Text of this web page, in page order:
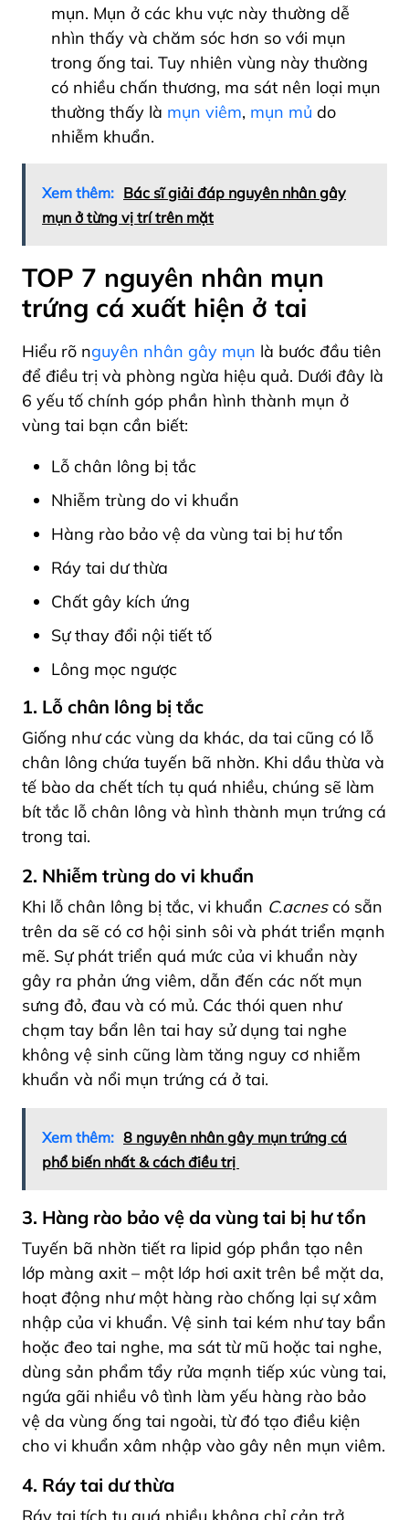
mụn. Mụn ở các khu vực này thường dễ
nhìn thấy và chăm sóc hơn so với mụn
trong ống tai. Tuy nhiên vùng này thường
có nhiều chấn thương, ma sát nên loại mụn
thường thấy là mụn viêm, mụn mủ do
nhiễm khuẩn.
Xem thêm: Bác sĩ giải đáp nguyên nhân gây
mụn ở từng vị trí trên mặt
TOP 7 nguyên nhân mụn
trứng cá xuất hiện ở tai
Hiểu rõ nguyên nhân gây mụn là bước đầu tiên
để điều trị và phòng ngừa hiệu quả. Dưới đây là
6 yếu tố chính góp phần hình thành mụn ở
vùng tai bạn cần biết:
Lỗ chân lông bị tắc
Nhiễm trùng do vi khuẩn
Hàng rào bảo vệ da vùng tai bị hư tổn
Ráy tai dư thừa
Chất gây kích ứng
Sự thay đổi nội tiết tố
Lông mọc ngược
1. Lỗ chân lông bị tắc
Giống như các vùng da khác, da tai cũng có lỗ
chân lông chứa tuyến bã nhờn. Khi dầu thừa và
tế bào da chết tích tụ quá nhiều, chúng sẽ làm
bít tắc lỗ chân lông và hình thành mụn trứng cá
trong tai.
2. Nhiễm trùng do vi khuẩn
Khi lỗ chân lông bị tắc, vi khuẩn C.acnescó sẵn
trên da sẽ có cơ hội sinh sôi và phát triển mạnh
mẽ. Sự phát triển quá mức của vi khuẩn này
gây ra phản ứng viêm, dẫn đến các nốt mụn
sưng đỏ, đau và có mủ. Các thói quen như
chạm tay bẩn lên tai hay sử dụng tai nghe
không vệ sinh cũng làm tăng nguy cơ nhiễm
khuẩn và nổi mụn trứng cá ở tai.
Xem thêm: 8 nguyên nhân gây mụn trứng cá
phổ biến nhất & cách điều trị
3. Hàng rào bảo vệ da vùng tai bị hư tổn
Tuyến bã nhờn tiết ra lipid góp phần tạo nên
lớp màng axit – một lớp hơi axit trên bề mặt da,
hoạt động như một hàng rào chống lại sự xâm
nhập của vi khuẩn. Vệ sinh tai kém như tay bẩn
hoặc đeo tai nghe, ma sát từ mũ hoặc tai nghe,
dùng sản phẩm tẩy rửa mạnh tiếp xúc vùng tai,
ngứa gãi nhiều vô tình làm yếu hàng rào bảo
vệ da vùng ống tai ngoài, từ đó tạo điều kiện
cho vi khuẩn xâm nhập vào gây nên mụn viêm.
4. Ráy tai dư thừa
Ráy tai tích tụ quá nhiều không chỉ cản trở